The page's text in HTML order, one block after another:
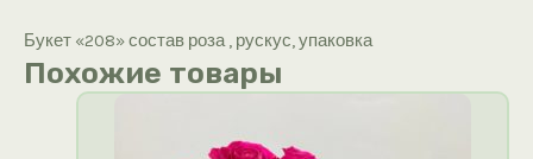
Букет «208» состав роза , рускус, упаковка
Похожие товары